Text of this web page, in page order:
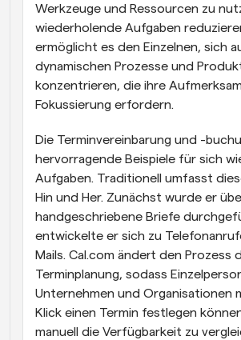
Werkzeuge und Ressourcen zu
wiederholende Aufgaben
ermöglicht es den Einzelnen, sich
dynamischen Prozesse und
konzentrieren, die ihre
Fokussierung erfordern.
Die Terminvereinbarung und -
hervorragende Beispiele für sich
Aufgaben. Traditionell umfasst
Hin und Her. Zunächst wurde er
handgeschriebene Briefe
entwickelte er sich zu
Mails. Cal.com ändert den Prozess
Terminplanung, sodass
Unternehmen und Organisationen
Klick einen Termin festlegen
manuell die Verfügbarkeit zu